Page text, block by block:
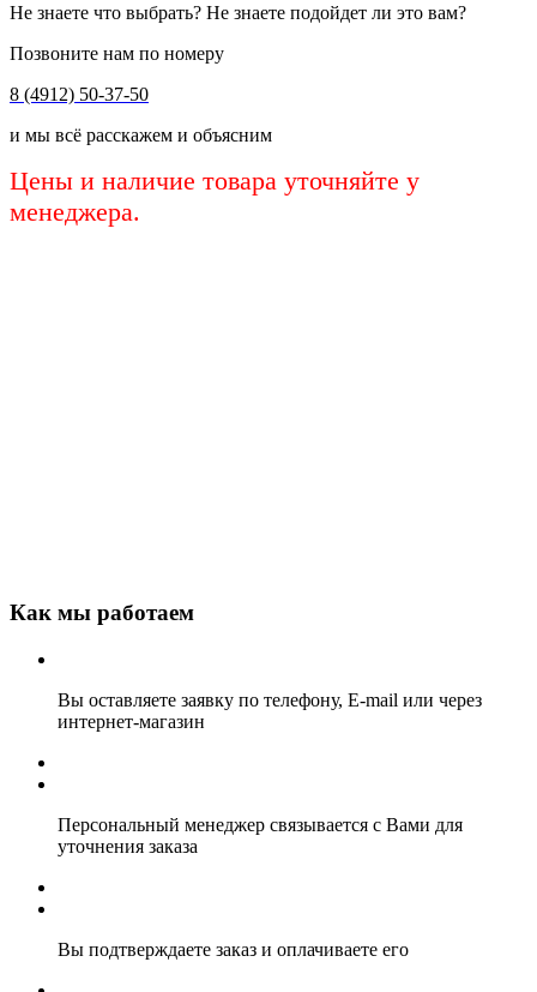
Не знаете что выбрать? Не знаете подойдет ли это вам?
Позвоните нам по номеру
8 (4912) 50-37-50
и мы всё расскажем и объясним
Цены и наличие товара уточняйте у
менеджера.
Как мы работаем
Вы оставляете заявку по телефону, E-mail или через
интернет-магазин
Персональный менеджер связывается с Вами для
уточнения заказа
Вы подтверждаете заказ и оплачиваете его